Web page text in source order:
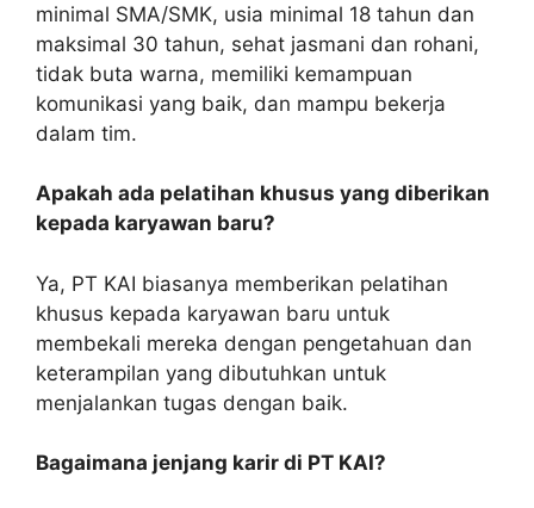
minimal SMA/SMK, usia minimal 18 tahun dan
maksimal 30 tahun, sehat jasmani dan rohani,
tidak buta warna, memiliki kemampuan
komunikasi yang baik, dan mampu bekerja
dalam tim.
Apakah ada pelatihan khusus yang diberikan
kepada karyawan baru?
Ya, PT KAI biasanya memberikan pelatihan
khusus kepada karyawan baru untuk
membekali mereka dengan pengetahuan dan
keterampilan yang dibutuhkan untuk
menjalankan tugas dengan baik.
Bagaimana jenjang karir di PT KAI?